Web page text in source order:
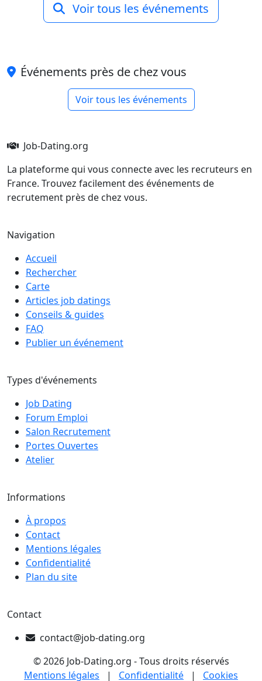
Voir tous les événements
Événements près de chez vous
Voir tous les événements
Job-Dating.org
La plateforme qui vous connecte avec les recruteurs en
France. Trouvez facilement des événements de
recrutement près de chez vous.
Navigation
Accueil
Rechercher
Carte
Articles job datings
Conseils & guides
FAQ
Publier un événement
Types d'événements
Job Dating
Forum Emploi
Salon Recrutement
Portes Ouvertes
Atelier
Informations
À propos
Contact
Mentions légales
Confidentialité
Plan du site
Contact
contact@job-dating.org
© 2026 Job-Dating.org - Tous droits réservés
Mentions légales
| Confidentialité | Cookies